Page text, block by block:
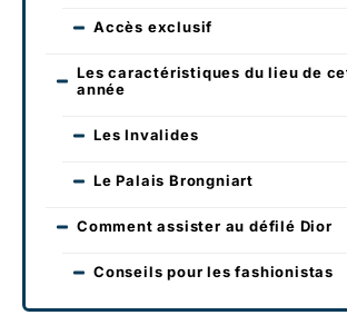
Accès exclusif
Les caractéristiques du lieu de
année
Les Invalides
Le Palais Brongniart
Comment assister au défilé Dior
Conseils pour les fashionistas